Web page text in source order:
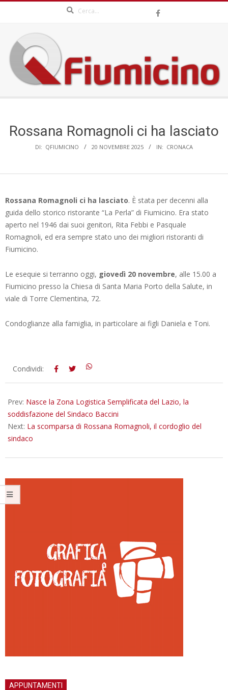
content
QFIUMICINO.COM
MenuRossana Romagnoli ci ha lasciato
DI: QFIUMICINO 20 NOVEMBRE 2025 IN: CRONACA
Rossana Romagnoli ci ha lasciato. È stata per decenni alla
guida dello storico ristorante “La Perla” di Fiumicino. Era stato
aperto nel 1946 dai suoi genitori, Rita Febbi e Pasquale
Romagnoli, ed era sempre stato uno dei migliori ristoranti di
Fiumicino.
Le esequie si terranno oggi, giovedì 20 novembre, alle 15.00 a
Fiumicino presso la Chiesa di Santa Maria Porto della Salute, in
viale di Torre Clementina, 72.
Condoglianze alla famiglia, in particolare ai figli Daniela e Toni.
2025-
Condividi:
Prev: Nasce la Zona Logistica Semplificata del Lazio, la
soddisfazione del Sindaco Baccini
Next: La scomparsa di Rossana Romagnoli, il cordoglio del
sindaco
APPUNTAMENTI